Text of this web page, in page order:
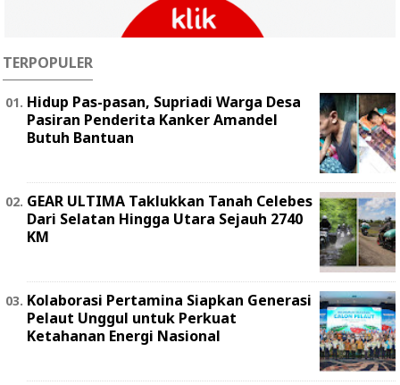
TERPOPULER
Hidup Pas-pasan, Supriadi Warga Desa
Pasiran Penderita Kanker Amandel
Butuh Bantuan
GEAR ULTIMA Taklukkan Tanah Celebes
Dari Selatan Hingga Utara Sejauh 2740
KM
Kolaborasi Pertamina Siapkan Generasi
Pelaut Unggul untuk Perkuat
Ketahanan Energi Nasional